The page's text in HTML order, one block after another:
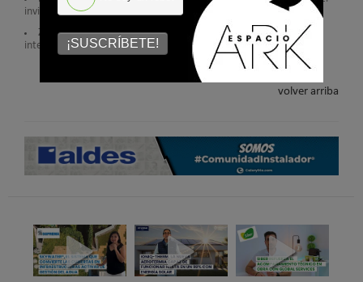
invisible
Zennio CX50: nueva pantalla táctil KNX de 5" para el control
inteligente de estancias
volver arriba
¡SUSCRÍBETE!